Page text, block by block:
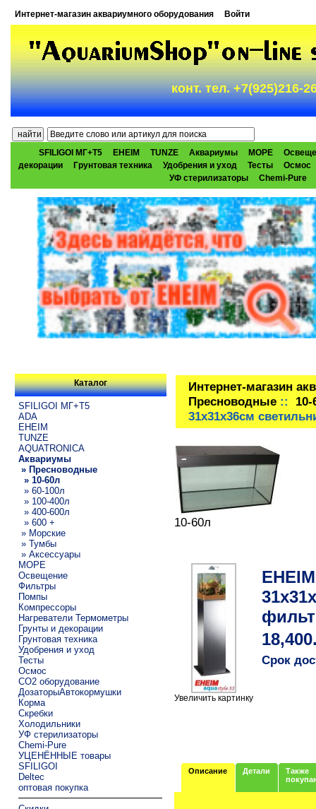
Интернет-магазин аквариумного оборудования Войти
конт. тел. +7(925)216-
SFILIGOI МГ+Т5 EHEIM TUNZE Аквариумы МОРЕ
декорации
Грунтовая техника Удобрения и уход Тесты
Осмос
УФ стерилизаторы
Chemi-Pure
Каталог
SFILIGOI МГ+Т5
ADA
EHEIM
TUNZE
AQUATRONICA
Аквариумы
» Пресноводные
» 10-60л
» 60-100л
» 100-400л
» 400-600л
» 600 +
» Морские
» Тумбы
» Аксессуары
МОРЕ
Освещение
Фильтры
Помпы
Компрессоры
Нагреватели Термометры
Грунты и декорации
Грунтовая техника
Удобрения и уход
Тесты
Осмос
CO2 оборудование
ДозаторыАвтокормушки
Корма
Скребки
Холодильники
УФ стерилизаторы
Chemi-Pure
УЦЕНЁННЫЕ товары
SFILIGOI
Deltec
оптовая покупка
Интернет-магазин
Пресноводные:: 10-
31x31x36см
10-60л
Увеличить картинку
Срок
Описание Детали
Также